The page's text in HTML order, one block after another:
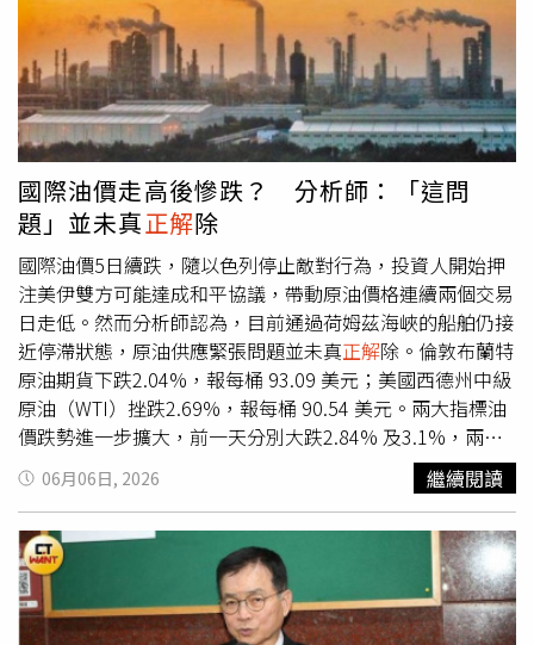
17歲青少年則將預設啟用相關保護機制。此外，政府也正研
議限制無限滑動（InfiniteScroll）、社群媒體宵禁，以及禁
止18歲以下青少年使用具備戀愛或情感陪伴功能的AI聊天機
器人，希望從源頭降低網路成癮與不當內容接觸風險。施凱
爾表示，社群媒體已對許多年輕人的生活造成深遠影響，部
分平台透過演算法設計與推播機制，讓孩子長時間沉浸於手
機與螢幕世界。他強調，政府推出禁令的目的就是「把童年
還給孩子」，讓年輕人擁有更多現實生活中的時間、自由與
安全感。「在現實生活中，沒有家長會讓孩子跟完全不認識
的成年人單獨相處，但在網路世界，這種情況每天都在發
生，因此政府必須介入。」英國政府認為社群媒體已對青少
年心理健康造成衝擊，因此祭出全球最嚴格管制措施之一。
英國政府指出，在政策研擬期間共收到約11.6萬份民眾意
見，其中超過83%家長認為社群媒體帶來的風險大於益處，
約90%受訪者支持將社群平台使用年齡提高至16歲。近年
英國陸續發生與社群媒體內容相關的自我傷害、網路霸凌及
心理健康惡化案件，也讓社會要求加強管制的聲浪不斷升
高。部分民調更顯示，家長對禁令的支持率超過九成。不
過，這項政策並非毫無爭議。反對者認為，全面封鎖未必能
真正解決問題。澳洲去年實施類似措施後，英國廣播公司
《BBC》曾報導當地VPN下載量大幅增加，而學術研究也發
現，約三分之二青少年仍能透過各種方式繞過限制繼續使用
社群媒體。英國東倫敦大學（University of East London）
國際油價走高後慘跌？ 分析師：「這問
題」並未真正解除
國際油價5日續跌，隨以色列停止敵對行為，投資人開始押
注美伊雙方可能達成和平協議，帶動原油價格連續兩個交易
日走低。然而分析師認為，目前通過荷姆茲海峽的船舶仍接
近停滯狀態，原油供應緊張問題並未真正解除。倫敦布蘭特
原油期貨下跌2.04%，報每桶 93.09 美元；美國西德州中級
原油（WTI）挫跌2.69%，報每桶 90.54 美元。兩大指標油
價跌勢進一步擴大，前一天分別大跌2.84% 及3.1%，兩日
累計跌幅超過5%。不過受中東衝突升溫帶動，布蘭特原油
本周仍上漲 1.18%，WTI 周漲幅3.64%，有望創下近三周以
來首度周線收紅。市場最關注的仍是荷姆茲海峽航運恢復情
況。瑞銀（UBS）分析師Giovanni Staunovo表示，只要荷
姆茲海峽的石油流動仍受限制，油價中長期仍傾向上漲，供
應緊張問題並未真正解除。根據市場數據顯示，本月初僅有
4艘油輪成功通過海峽，而戰前每日平均通行約130艘。分
06月06日, 2026 繼續閱讀